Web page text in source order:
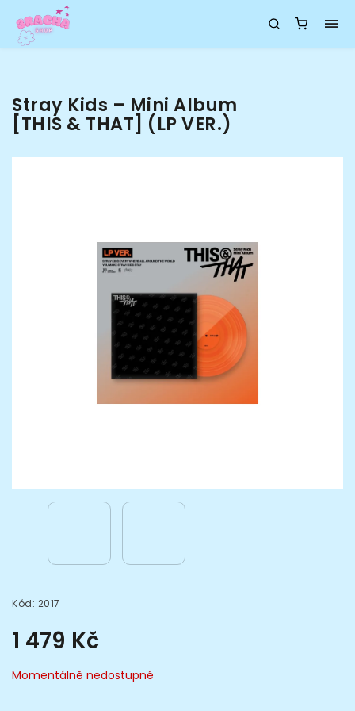
Stray Kids – Mini Album
[THIS & THAT] (LP VER.)
Kód: 2017
1 479 Kč
Momentálně nedostupné